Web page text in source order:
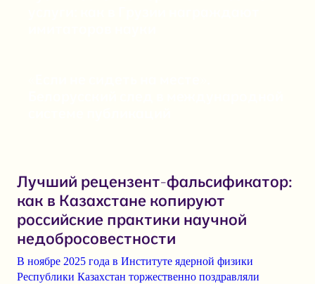
Лучший рецензент-фальсификатор:
как в Казахстане копируют
российские практики научной
недобросовестности
В ноябре 2025 года в Институте ядерной физики
Республики Казахстан торжественно поздравляли